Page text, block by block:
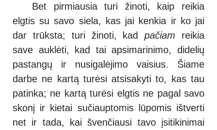
Bet pirmiausia turi žinoti, kaip reikia
elgtis su savo siela, kas jai kenkia ir ko jai
dar trūksta; turi žinoti, kadpačiam reikia
save auklėti, kad tai apsimarinimo, didelių
pastangų ir nusigalėjimo vaisius. Šiame
darbe ne kartą turėsi atsisakyti to, kas tau
patinka; ne kartą turėsi elgtis ne pagal savo
skonį ir kietai sučiauptomis lūpomis ištverti
net ir tada, kai švenčiausi tavo įsitikinimai